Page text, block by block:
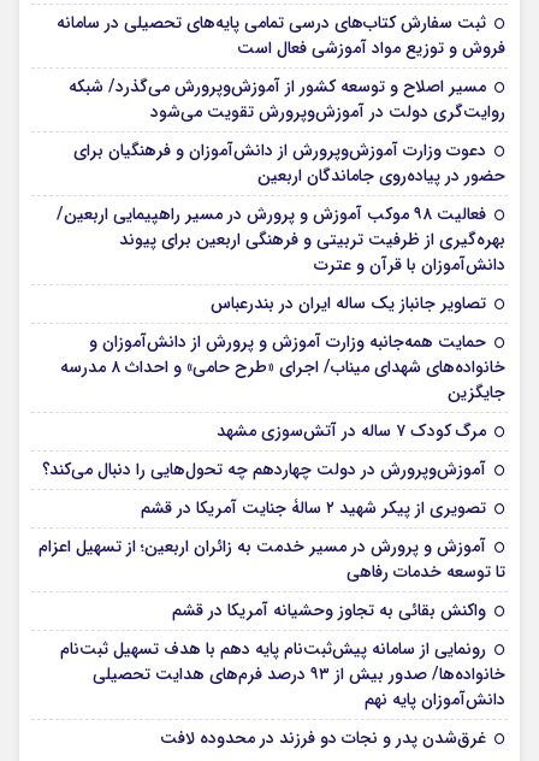
ثبت سفارش کتاب‌های درسی تمامی پایه‌های تحصیلی در سامانه
فروش و توزیع مواد آموزشی فعال است
مسیر اصلاح و توسعه کشور از آموزش‌وپرورش می‌گذرد/ شبکه
روایت‌‌گری دولت در آموزش‌وپرورش تقویت می‌شود
دعوت وزارت آموزش‌وپرورش از دانش‌آموزان و فرهنگیان برای
حضور در پیاده‌روی جاماندگان اربعین
فعالیت ۹۸ موکب آموزش و پرورش در مسیر راهپیمایی اربعین/
بهره‌گیری از ظرفیت تربیتی و فرهنگی اربعین برای پیوند
دانش‌آموزان با قرآن و عترت
تصاویر جانباز یک ساله ایران در بندرعباس
حمایت همه‌جانبه وزارت آموزش و پرورش از دانش‌آموزان و
خانواده‌های شهدای میناب/ اجرای «طرح حامی» و احداث ۸ مدرسه
جایگزین
مرگ کودک ۷ ساله در آتش‌سوزی مشهد
آموزش‌وپرورش در دولت چهاردهم چه تحول‌هایی را دنبال می‌کند؟
تصویری از پیکر شهید ۲ سالۀ جنایت آمریکا در قشم
آموزش و پرورش در مسیر خدمت به زائران اربعین؛ از تسهیل اعزام
تا توسعه خدمات رفاهی
واکنش بقائی به تجاوز وحشیانه آمریکا در قشم
رونمایی از سامانه پیش‌ثبت‌نام پایه دهم با هدف تسهیل ثبت‌نام
خانواده‌ها/ صدور بیش از ۹۳ درصد فرم‌های هدایت تحصیلی
دانش‌آموزان پایه نهم
غرق‌شدن پدر و نجات دو فرزند در محدوده لافت